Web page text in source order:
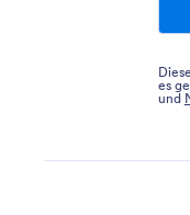
es
und